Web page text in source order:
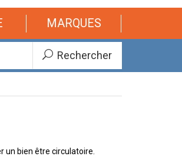
MARQUES
Rechercher
un bien être circulatoire.